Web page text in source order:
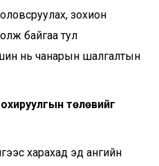
зохион
байгаа тул
нь чанарын шалгалтын
төлөвийг
харахад эд ангийн